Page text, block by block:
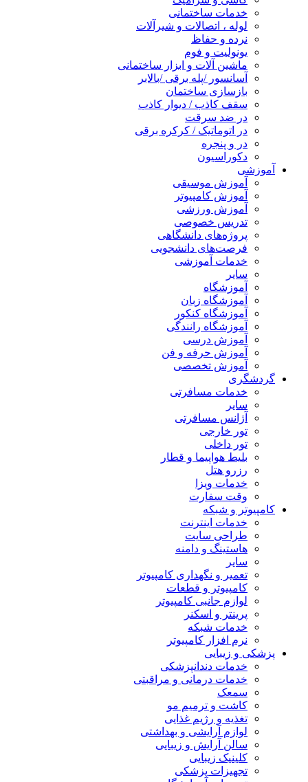
خدمات ساختمانی
لوله ، اتصالات و شیرآلات
نرده و حفاظ
یونولیت و فوم
ماشین آلات و ابزار ساختمانی
آسانسور /پله برقی /بالابر
بازسازی ساختمان
سقف کاذب / دیوار کاذب
در ضد سرقت
در اتوماتیک / کرکره برقی
در و پنجره
دکوراسیون
آموزشی
آموزش موسیقی
آموزش کامپیوتر
آموزش ورزشی
تدریس خصوصی
پروژه‌های دانشگاهی
فرصت‌های دانشجویی
خدمات آموزشی
سایر
آموزشگاه
آموزشگاه زبان
آموزشگاه کنکور
آموزشگاه رانندگی
آموزش درسی
آموزش حرفه و فن
آموزش تخصصی
گردشگری
خدمات مسافرتی
سایر
آژانس مسافرتی
تور خارجی
تور داخلی
بلیط هواپیما و قطار
رزرو هتل
خدمات ویزا
وقت سفارت
کامپیوتر و شبکه
خدمات اینترنت
طراحی سایت
هاستینگ و دامنه
سایر
تعمیر و نگهداری کامپیوتر
کامپیوتر و قطعات
لوازم جانبی کامپیوتر
پرینتر و اسکنر
خدمات شبکه
نرم افزار کامپیوتر
پزشکی و زیبایی
خدمات دندانپزشکی
خدمات درمانی و مراقبتی
سمعک
کاشت و ترمیم مو
تغذیه و رژیم غذایی
لوازم آرایشی و بهداشتی
سالن آرایش و زیبایی
کلینیک زیبایی
تجهیزات پزشکی